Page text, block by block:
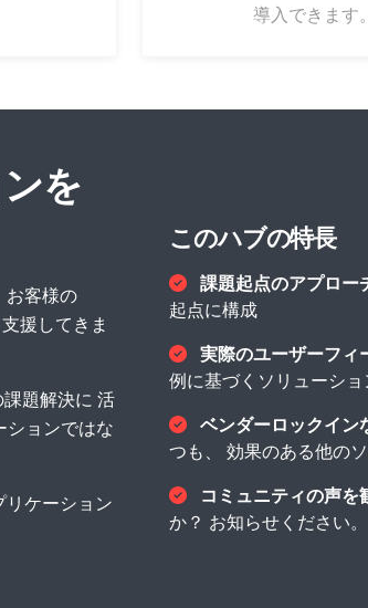
導入できます。
を
お客様の
援してきま
題解決に 活
ションではな
ケーション
このハブの特長
課題起点のアプロー
起点に構成
実際のユーザーフィ
例に基づくソリューショ
ベンダーロックイン
つも、 効果のある他の
コミュニティの声を
か？ お知らせください